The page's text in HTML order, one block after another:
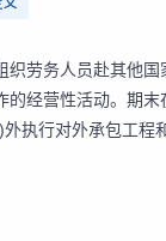
义
织劳务人员赴其他国
的经营性活动。期末
执行对外承包工程